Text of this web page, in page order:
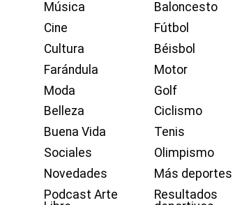
Música
Cine
Cultura
Farándula
Moda
Belleza
Buena Vida
Sociales
Novedades
Podcast Arte
Baloncesto
Fútbol
Béisbol
Motor
Golf
Ciclismo
Tenis
Olimpismo
Más deportes
Resultados